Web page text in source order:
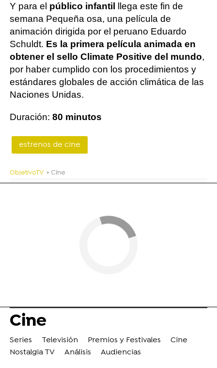
Y para el público infantil llega este fin de
semana Pequeña osa, una película de
animación dirigida por el peruano Eduardo
Schuldt. Es la primera película animada en
obtener el sello Climate Positive del mundo,
por haber cumplido con los procedimientos y
estándares globales de acción climática de las
Naciones Unidas.
Duración: 80 minutos
estrenos de cine
ObjetivoTV » Cine
Cine
Series Televisión Premios y Festivales
Cine
Nostalgia TV
Análisis Audiencias